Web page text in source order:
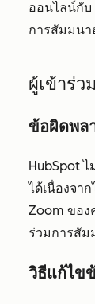
ออนไลน์กับ
การสัมมน
ผู้เข้าร่
ข้อผิดพล
HubSpot
ได้เนื่องจา
Zoom ของ
ร่วมการสัม
วิธีแก้ไข